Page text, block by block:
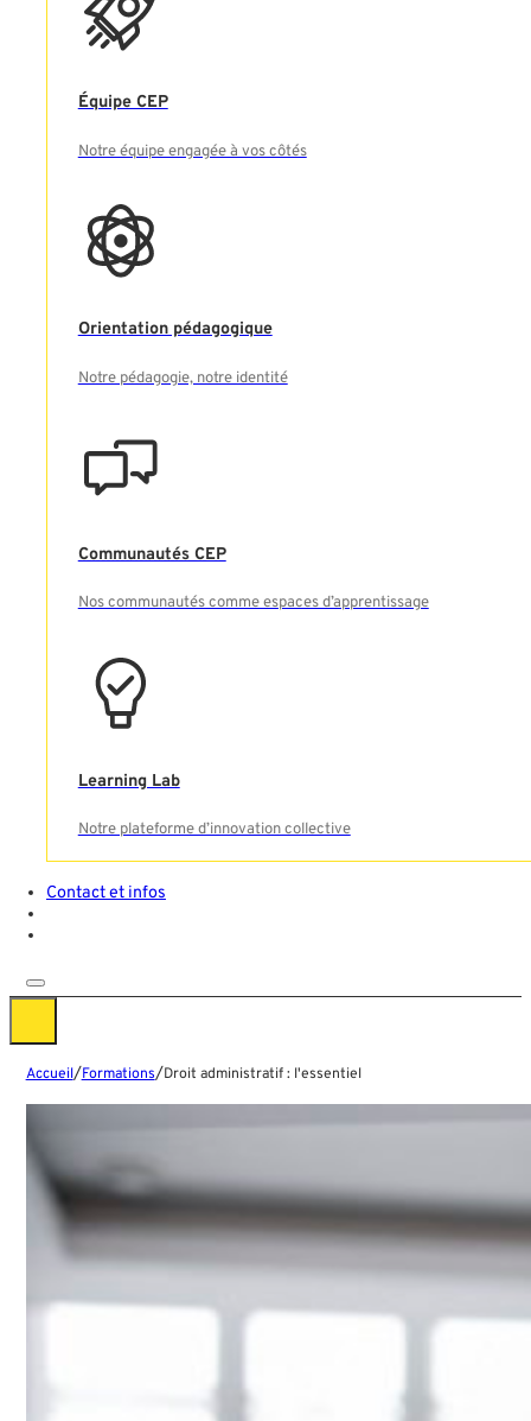
Équipe CEP
Notre équipe engagée à vos côtés
Orientation pédagogique
Notre pédagogie, notre identité
Communautés CEP
Nos communautés comme espaces d’apprentissage
Learning Lab
Notre plateforme d’innovation collective
Contact et infos
Accueil/Formations/Droit administratif : l'essentiel